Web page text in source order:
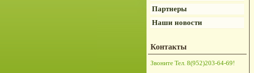
Партнеры
Наши новости
Контакты
Звоните Тел. 8(952)203-64-69!